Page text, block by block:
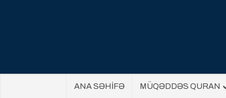
ANA SƏHİFƏ MÜQƏDDƏS QURAN